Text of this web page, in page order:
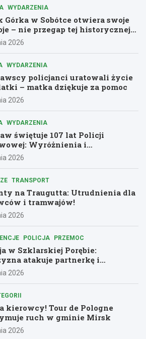
WYDARZENIA
Górka w Sobótce otwiera swoje
– nie przegap tej historycznej
2026
WYDARZENIA
policjanci uratowali życie
– matka dziękuje za pomoc
2026
WYDARZENIA
świętuje 107 lat Policji
Wyróżnienia i
dla bohaterów służby
2026
TRANSPORT
na Traugutta: Utrudnienia dla
i tramwajów!
2026
POLICJA PRZEMOC
w Szklarskiej Porębie:
atakuje partnerkę i
butelką
2026
kierowcy! Tour de Pologne
ruch w gminie Mirsk
2026